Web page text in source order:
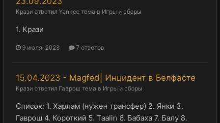
Крази ответил Yankee тема в Игры и сборы
1. Крази
9 июля, 2023 7 ответов
15.04.2023 - Magfed| Инцидент в Белфасте
Крази ответил Гаврош тема в Игры и сборы
Список: 1. Харлам (нужен трансфер) 2. Янки 3.
Гаврош 4. Короткий 5. Taalin 6. Бабаха 7. Балу 8.